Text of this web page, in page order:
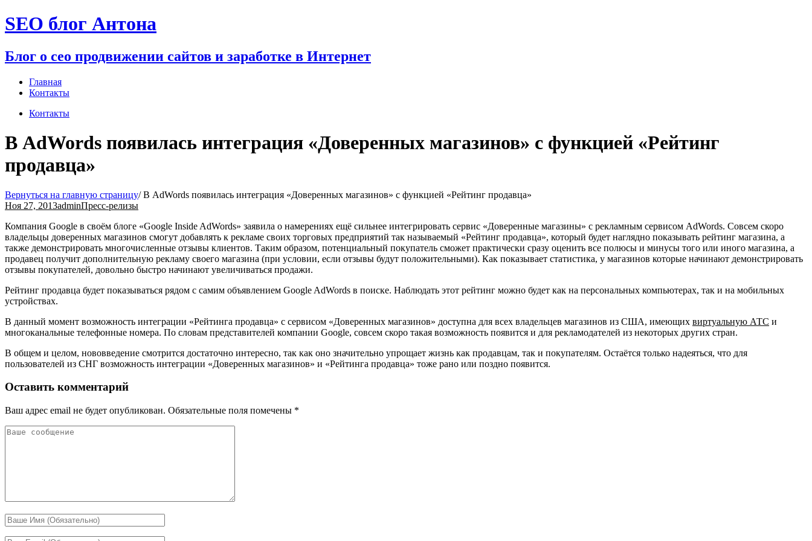
Перейти
к
SEO блог Антона
Блог о сео продвижении сайтов и заработке в Интернет
Главная
Контакты
Контакты
В AdWords появилась интеграция «Доверенных магазинов» с функцией «Рейтинг
продавца»
Вернуться на главную страницу/В AdWords появилась интеграция «Доверенных магазинов» с функцией «Рейтинг продавца»
Ноя 27, 2013adminПресс-релизы
Компания Google в своём блоге «Google Inside AdWords» заявила о намерениях ещё сильнее интегрировать сервис «Доверенные магазины» с рекламным сервисом AdWords. Совсем скоро
владельцы доверенных магазинов смогут добавлять к рекламе своих торговых предприятий так называемый «Рейтинг продавца», который будет наглядно показывать рейтинг магазина, а
также демонстрировать многочисленные отзывы клиентов. Таким образом, потенциальный покупатель сможет практически сразу оценить все полюсы и минусы того или иного магазина, а
продавец получит дополнительную рекламу своего магазина (при условии, если отзывы будут положительными). Как показывает статистика, у магазинов которые начинают демонстрировать
отзывы покупателей, довольно быстро начинают увеличиваться продажи.
Рейтинг продавца будет показываться рядом с самим объявлением Google AdWords в поиске. Наблюдать этот рейтинг можно будет как на персональных компьютерах, так и на мобильных
устройствах.
В данный момент возможность интеграции «Рейтинга продавца» с сервисом «Доверенных магазинов» доступна для всех владельцев магазинов из США, имеющих виртуальную АТС и
многоканальные телефонные номера. По словам представителей компании Google, совсем скоро такая возможность появится и для рекламодателей из некоторых других стран.
В общем и целом, нововведение смотрится достаточно интересно, так как оно значительно упрощает жизнь как продавцам, так и покупателям. Остаётся только надеяться, что для
пользователей из СНГ возможность интеграции «Доверенных магазинов» и «Рейтинга продавца» тоже рано или поздно появится.
Оставить комментарий
Ваш адрес email не будет опубликован. Обязательные поля помечены *